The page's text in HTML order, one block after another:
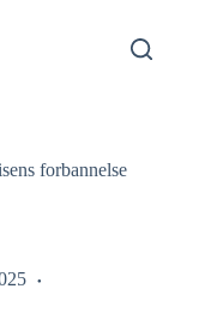
forbannelse